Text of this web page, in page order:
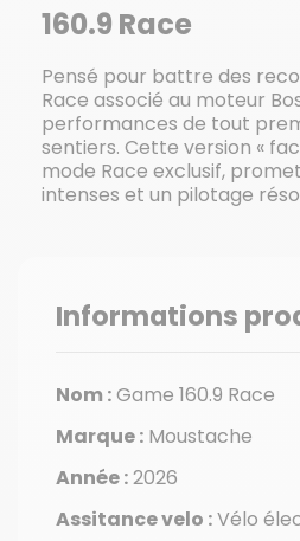
160.9 Race
Pensé pour battre des
Race associé au moteur
performances de tout
sentiers. Cette version «
mode Race exclusif,
intenses et un pilotage
Informations
Nom :Game 160.9 Race
Marque : Moustache
Année :2026
Assitance velo :Vélo